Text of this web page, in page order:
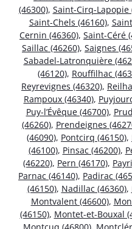
(46300), Saint-Cirq-Lapopie
Saint-Chels (46160),
Cernin (46360), Saint-Céré
Saillac (46260), Saignes
Sabadel-Latronquière
(46120), Rouffilhac
Reyrevignes (46320),
Rampoux (46340),
Puy-l’Évêque (46700),
(46260), Prendeignes
(46090), Pontcirq (46150),
(46100), Pinsac (46200),
(46220), Pern (46170),
Parnac (46140), Padirac
(46150), Nadillac (46360),
Montvalent (46600),
(46150), Montet-et-Bouxal